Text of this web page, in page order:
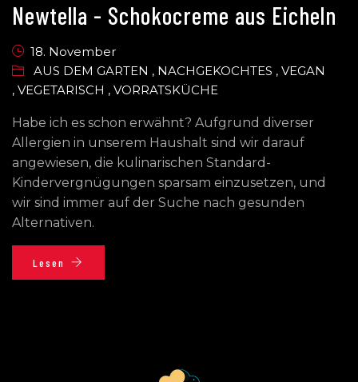
Newtella - Schokocreme aus Eicheln
18. November
AUS DEM GARTEN , NACHGEKOCHTES , VEGAN
, VEGETARISCH , VORRATSKÜCHE
Habe ich es schon erwähnt? Aufgrund diverser
Allergien in unserem Haushalt sind wir darauf
angewiesen, die kulinarischen Standard-
Kindervergnügungen sparsam einzusetzen, und
wir sind immer auf der Suche nach gesunden
Alternativen.
Lesen